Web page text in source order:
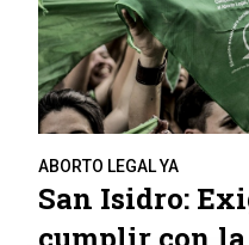
ABORTO LEGAL YA
San Isidro: